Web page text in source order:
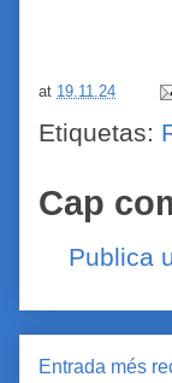
at 19.11.24
Etiquetas:
Cap
Publica
Entrada més